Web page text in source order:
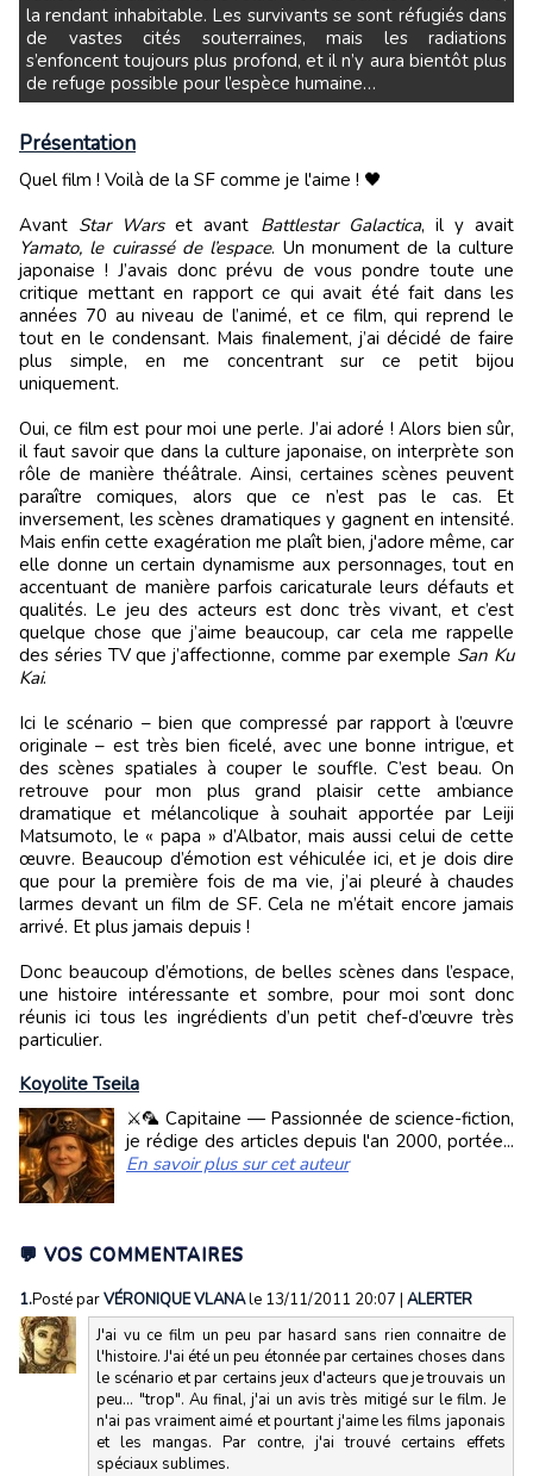
la rendant inhabitable. Les survivants se sont réfugiés dans
de vastes cités souterraines, mais les radiations
s’enfoncent toujours plus profond, et il n’y aura bientôt plus
de refuge possible pour l’espèce humaine…
Présentation
Quel film ! Voilà de la SF comme je l'aime ! 🖤
Avant Star Warset avant Battlestar Galactica, il y avait
Yamato, le cuirassé de l’espace. Un monument de la culture
japonaise ! J’avais donc prévu de vous pondre toute une
critique mettant en rapport ce qui avait été fait dans les
années 70 au niveau de l’animé, et ce film, qui reprend le
tout en le condensant. Mais finalement, j’ai décidé de faire
plus simple, en me concentrant sur ce petit bijou
uniquement.
Oui, ce film est pour moi une perle. J’ai adoré ! Alors bien sûr,
il faut savoir que dans la culture japonaise, on interprète son
rôle de manière théâtrale. Ainsi, certaines scènes peuvent
paraître comiques, alors que ce n’est pas le cas. Et
inversement, les scènes dramatiques y gagnent en intensité.
Mais enfin cette exagération me plaît bien, j'adore même, car
elle donne un certain dynamisme aux personnages, tout en
accentuant de manière parfois caricaturale leurs défauts et
qualités. Le jeu des acteurs est donc très vivant, et c’est
quelque chose que j’aime beaucoup, car cela me rappelle
des séries TV que j’affectionne, comme par exemple San Ku
Kai.
Ici le scénario – bien que compressé par rapport à l’œuvre
originale – est très bien ficelé, avec une bonne intrigue, et
des scènes spatiales à couper le souffle. C’est beau. On
retrouve pour mon plus grand plaisir cette ambiance
dramatique et mélancolique à souhait apportée par Leiji
Matsumoto, le « papa » d’Albator, mais aussi celui de cette
œuvre. Beaucoup d’émotion est véhiculée ici, et je dois dire
que pour la première fois de ma vie, j’ai pleuré à chaudes
larmes devant un film de SF. Cela ne m’était encore jamais
arrivé. Et plus jamais depuis !
Donc beaucoup d’émotions, de belles scènes dans l’espace,
une histoire intéressante et sombre, pour moi sont donc
réunis ici tous les ingrédients d’un petit chef-d’œuvre très
particulier.
Koyolite Tseila
⚔️🦜 Capitaine — Passionnée de science-fiction,
je rédige des articles depuis l'an 2000, portée...
En savoir plus sur cet auteur
💬 VOS COMMENTAIRES
1.Posté parVÉRONIQUE VLANAle 13/11/2011 20:07 | ALERTER
J'ai vu ce film un peu par hasard sans rien connaitre de
l'histoire. J'ai été un peu étonnée par certaines choses dans
le scénario et par certains jeux d'acteurs que je trouvais un
peu... "trop". Au final, j'ai un avis très mitigé sur le film. Je
n'ai pas vraiment aimé et pourtant j'aime les films japonais
et les mangas. Par contre, j'ai trouvé certains effets
spéciaux sublimes.